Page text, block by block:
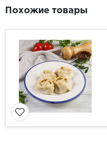
Похожие товары